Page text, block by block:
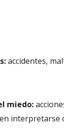
accidentes,
miedo:
interpretarse